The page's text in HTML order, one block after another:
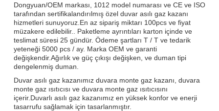
Dongyuan/OEM markası, 1012 model numarası ve CE ve ISO
tarafından sertifikalandırılmış özel duvar asılı gaz kazanı
hizmetleri sunuyoruz.En az sipariş miktarı 100pcs ve fiyat
müzakere edilebilir.. Paketleme ayrıntıları karton içinde ve
teslimat süresi 25 gündür. Ödeme şartları T / T ve tedarik
yeteneği 5000 pcs / ay. Marka OEM ve garanti
değişkendir.Ağırlık ve güç çıkışı değişken, ve duman tipi
dengelenmiş duman.
Duvar asılı gaz kazanımız duvara monte gaz kazanı, duvara
monte gaz ısıtıcısı ve duvara monte gaz ısıtıcısını
içerir.Duvarlı asılı gaz kazanımız en yüksek konfor ve enerji
tasarrufu sağlamak için tasarlanmıştır.